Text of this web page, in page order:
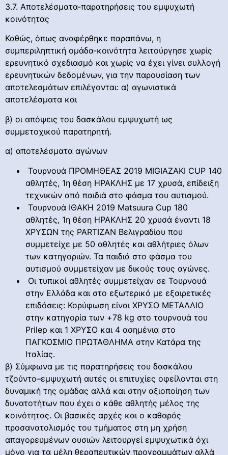
3.7. Αποτελέσματα-παρατηρήσεις του εμψυχωτή
κοινότητας
Καθώς, όπως αναφέρθηκε παραπάνω, η
συμπεριληπτική ομάδα-κοινότητα λειτούργησε χωρίς
ερευνητικό σχεδιασμό και χωρίς να έχει γίνει συλλογή
ερευνητικών δεδομένων, για την παρουσίαση των
αποτελεσμάτων επιλέγονται: α) αγωνιστικά
αποτελέσματα και
β) οι απόψεις του δασκάλου εμψυχωτή ως
συμμετοχικού παρατηρητή.
α) αποτελέσματα αγώνων
Τουρνουά ΠΡΟΜΗΘΕΑΣ 2019 ΜΙGIAZAKI CUP 140
αθλητές, 1η θέση ΗΡΑΚΛΗΣ με 17 χρυσά, επίδειξη
τεχνικών από παιδιά στο φάσμα του αυτισμού.
Τουρνουά ΙΘΑΚΗ 2019 Matsuura Cup 180
αθλητές, 1η θέση ΗΡΑΚΛΗΣ 20 χρυσά έναντι 18
ΧΡΥΣΩΝ της PARTIZAN Βελιγραδίου που
συμμετείχε με 50 αθλητές και αθλήτριες όλων
των κατηγοριών. Τα παιδιά στο φάσμα του
αυτισμού συμμετείχαν με δικούς τους αγώνες.
Οι τυπικοί αθλητές συμμετείχαν σε Τουρνουά
στην Ελλάδα και στο εξωτερικό με εξαιρετικές
επιδόσεις: Κορύφωση είναι ΧΡΥΣΟ ΜΕΤΑΛΛΙΟ
στην κατηγορία των +78 kg στο τουρνουά του
Prilep και 1 ΧΡΥΣΟ και 4 ασημένια στο
ΠΑΓΚΟΣΜΙΟ ΠΡΩΤΑΘΛΗΜΑ στην Κατάρα της
Ιταλίας.
β) Σύμφωνα με τις παρατηρήσεις του δασκάλου
τζούντο–εμψυχωτή αυτές οι επιτυχίες οφείλονται στη
δυναμική της ομάδας αλλά και στην αξιοποίηση των
δυνατοτήτων που έχει ο κάθε αθλητής μέλος της
κοινότητας. Οι βασικές αρχές και ο καθαρός
προσανατολισμός του τμήματος στη μη χρήση
απαγορευμένων ουσιών λειτουργεί εμψυχωτικά όχι
μόνο για τα μέλη θεραπευτικών προγραμμάτων αλλά